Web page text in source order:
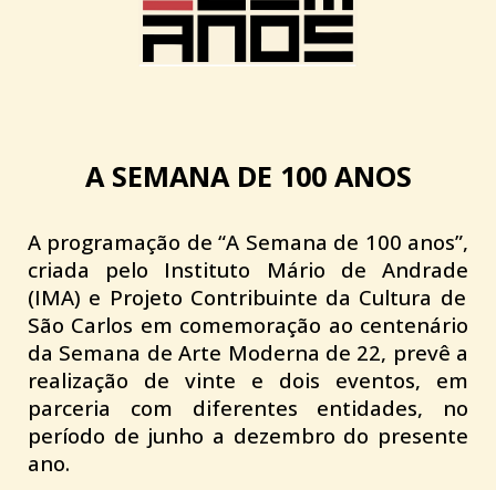
A SEMANA DE 100 ANOS
A programação de “A Semana de 100 anos”,
criada pelo Instituto Mário de Andrade
(IMA) e Projeto Contribuinte da Cultura de
São Carlos em comemoração ao centenário
da Semana de Arte Moderna de 22, prevê a
realização de vinte e dois eventos, em
parceria com diferentes entidades, no
período de junho a dezembro do presente
ano.